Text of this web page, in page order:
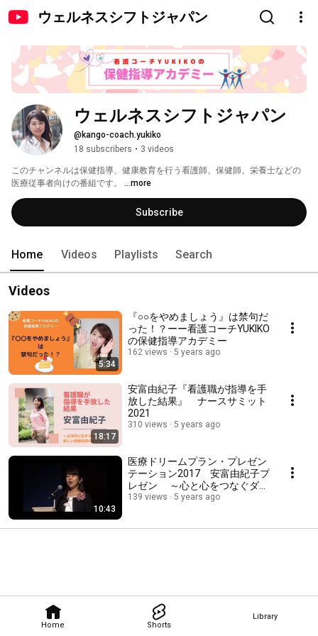
ウェルネスシフトジャパン
Home Shorts
Library
ウェルネスシフトジャパン
@kango-coach.yukiko
18 subscribers • 3 videos
このチャンネルは保健指導、健康教育を行う看護師、保健師、栄養士などの
医療従事者向けの番組です。 ...more
Subscribe
Home Videos Playlists Search
Videos
5:34
『○○をやめましょう』は禁句だ
った！？ーー看護コーチYUKIKO
の保健指導アカデミー
162 views 5 years ago
18:17
安富由紀子『看護職が指導を手
放した結果』 ナースサミット
2021
310 views 5 years ago
10:43
医療ドリームプラン・プレゼン
テーション2017 安富由紀子プ
レゼン ～心と心をつなぐダイ
ヤモンドコミュニケーション～
139 views 5 years ago